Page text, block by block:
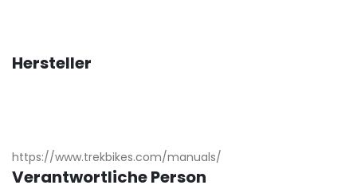
Hersteller
https://www.trekbikes.com/manuals/
Verantwortliche Person